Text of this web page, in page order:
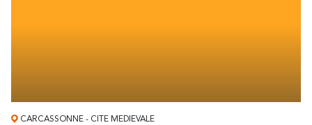
CARCASSONNE - CITE MEDIEVALE